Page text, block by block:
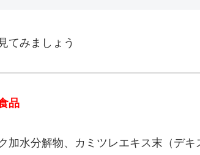
てみましょう
品
加水分解物、カミツレエキス末（デ